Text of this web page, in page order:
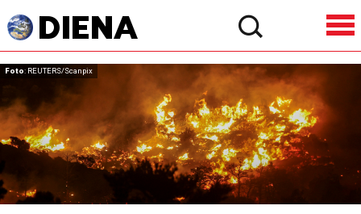
Foto: REUTERS/Scanpix